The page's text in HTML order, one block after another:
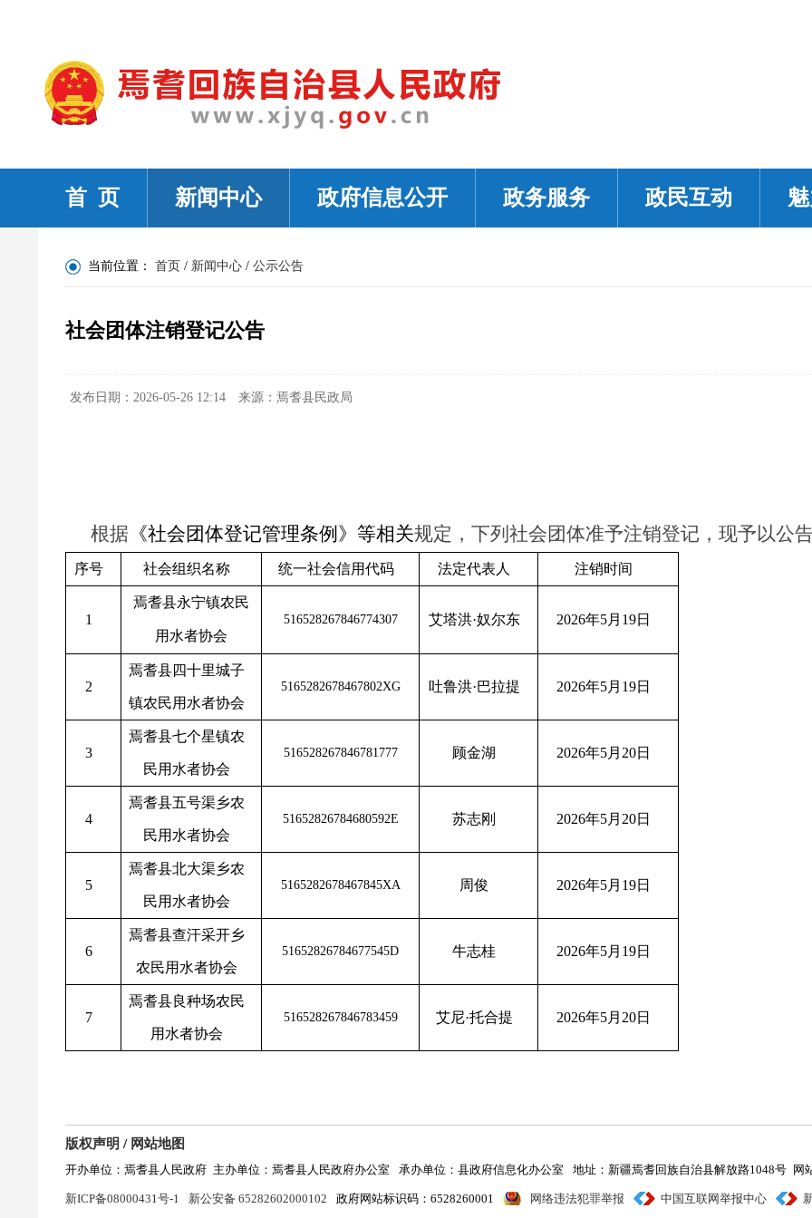
首 页 新闻中心 政府信息公开 政务服务 政民互动
当前位置： 首页 / 新闻中心 / 公示公告
社会团体注销登记公告
发布日期：2026-05-26 12:14 来源：焉耆县民政局
根据 《社会团体登记管理条例》等相关规定，下列 社会 团体准予注销登记，现予以公
序号 社会组织名称 统一社会信用代码 法定代表人 注销时间
1
焉耆县永宁镇农民
用水者协会
516528267846774307 艾塔洪·奴尔东 2026年5月 19日
2
焉耆县四十里城子
镇农民用水者协会
5165282678467802XG 吐鲁洪·巴拉提 2026年5月 19日
3
焉耆县七个星镇农
民用水者协会
516528267846781777 顾金湖 2026年5月 20日
4
焉耆县五号渠乡农
民用水者协会
51652826784680592E 苏志刚 2026年5月 20日
5
焉耆县北大渠乡农
民用水者协会
5165282678467845XA 周俊 2026年5月 19日
6
焉耆县查汗采开乡
农民用水者协会
51652826784677545D 牛志桂 2026年5月 19日
7
焉耆县良种场农民
用水者协会
516528267846783459 艾尼·托合提 2026年5月 20日
版权声明 / 网站地图
开办单位：焉耆县人民政府 主办单位：焉耆县人民政府办公室 承办单位：县政府信息化办公室 地址：新疆焉耆回族自治县解放路1048号 网
新ICP备08000431号-1 新公安备 65282602000102 政府网站标识码：6528260001 网络违法犯罪举报 中国互联网举报中心